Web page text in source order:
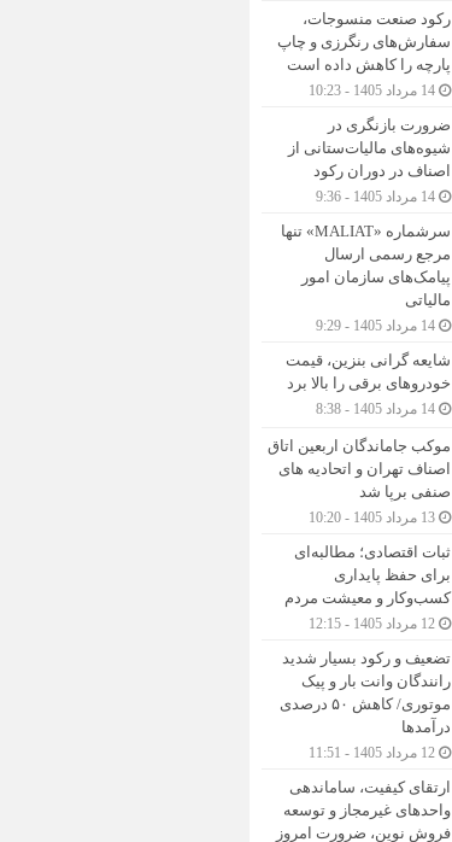
رکود صنعت منسوجات،
سفارش‌های رنگرزی و چاپ
پارچه را کاهش داده است
ضرورت بازنگری در
شیوه‌های مالیات‌ستانی از
اصناف در دوران رکود
سرشماره «MALIAT» تنها
مرجع رسمی ارسال
پیامک‌های سازمان امور
مالیاتی
شایعه گرانی بنزین، قیمت
خودروهای برقی را بالا برد
موکب جاماندگان اربعین اتاق
اصناف تهران و اتحادیه های
صنفی برپا شد
ثبات اقتصادی؛ مطالبه‌ای
برای حفظ پایداری
کسب‌وکار و معیشت مردم
تضعیف و رکود بسیار شدید
رانندگان وانت بار و پیک
موتوری/ کاهش ۵۰ درصدی
درآمدها
ارتقای کیفیت، ساماندهی
واحدهای غیرمجاز و توسعه
فروش نوین، ضرورت امروز